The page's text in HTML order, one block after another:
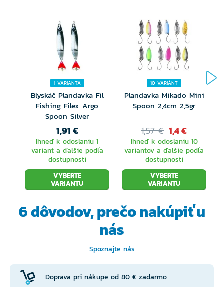
1 VARIANTA
Blyskáč Plandavka Fil
Fishing Filex Argo
Spoon Silver
1,91 €
Ihneď k odoslaniu 1
variant a ďalšie podľa
dostupnosti
VYBERTE
VARIANTU
10 VARIÁNT
Plandavka Mikado Mini
Spoon 2,4cm 2,5gr
1,57 € 1,4 €
Ihneď k odoslaniu 10
variantov a ďalšie podľa
dostupnosti
VYBERTE
VARIANTU
6 dôvodov, prečonakúpiť u
nás
Spoznajte nás
Doprava pri nákupe od 80 € zadarmo